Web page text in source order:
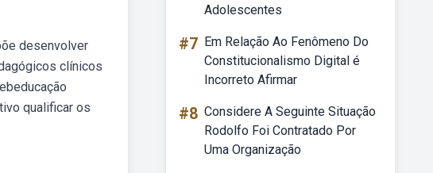
desenvolver
clínicos
qualificar os
Adolescentes
#7 Em Relação Ao Fenômeno Do
Constitucionalismo Digital é
Incorreto Afirmar
#8 Considere A Seguinte Situação
Rodolfo Foi Contratado Por
Uma Organização